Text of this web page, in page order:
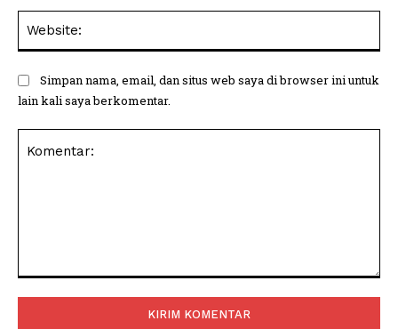
Simpan nama, email, dan situs web saya di browser ini untuk
lain kali saya berkomentar.